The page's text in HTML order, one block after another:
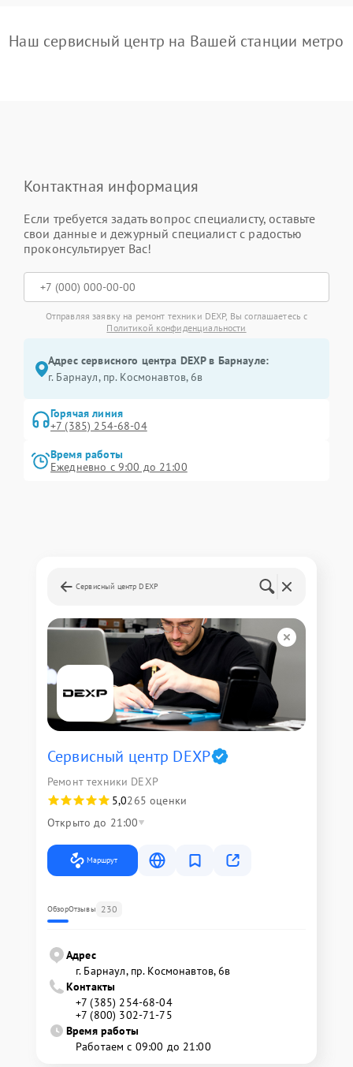
Наш сервисный центр на Вашей станции метро
Контактная информация
Если требуется задать вопрос специалисту, оставьте
свои данные и дежурный специалист с радостью
проконсультирует Вас!
Отправляя заявку на ремонт техники DEXP, Вы соглашаетесь с
Политикой конфиденциальности
Адрес сервисного центра DEXP в Барнауле:
г. Барнаул, ​пр. Космонавтов, 6в
Горячая линия
+7 (385) 254-68-04
Время работы
Ежедневно с 9:00 до 21:00
Сервисный центр DEXP
Сервисный центр DEXP
Ремонт техники DEXP
5,0265 оценки
Открыто до 21:00
Маршрут
ОбзорОтзывы 230
Адрес
г. Барнаул, ​пр. Космонавтов, 6в
Контакты
+7 (385) 254-68-04
+7 (800) 302-71-75
Время работы
Работаем с 09:00 до 21:00